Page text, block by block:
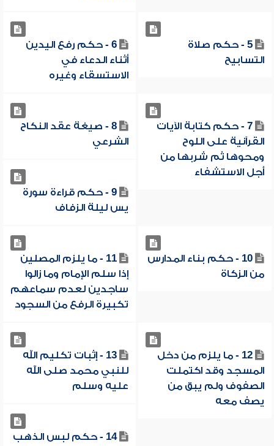
5 - حكم صلاة
التسابيح
6 - حكم رفع اليدين
أثناء الدعاء في
الاستسقاء وغيره
7 - حكم كتابة الآيات
القرآنية على اللوح
ومحوها ثم شربها من
أجل الاستشفاء
8 - صيغة عقد النكاح
الشرعي
9 - حكم قراءة سورة
يس ليلة الزفاف
10 - حكم بناء المدارس
من الزكاة
11 - ما يلزم المصلين
إذا سلم الإمام وما زالوا
ساجدين لعدم سماعهم
تكبيرة الرفع من السجود
12 - ما يلزم من دخل
المسجد وقد اكتملت
الصفوف ولم يبق من
يصف معه
13 - إثبات تكليم الله
للنبي محمد صلى الله
عليه وسلم
14 - حكم لبس الذهب